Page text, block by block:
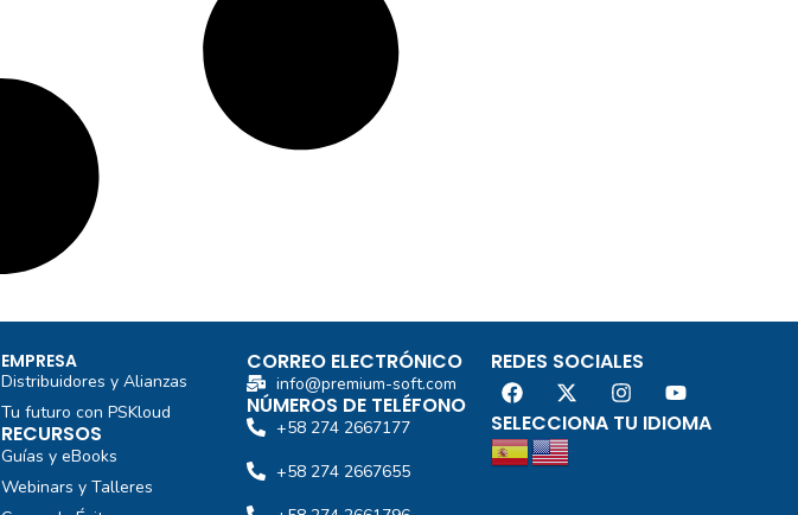
EMPRESA
Distribuidores y Alianzas
Tu futuro con PSKloud
RECURSOS
Guías y eBooks
Webinars y Talleres
CORREO ELECTRÓNICO
info@premium-soft.com
NÚMEROS DE TELÉFONO
+58 274 2667177
+58 274 2667655
REDES SOCIALES
SELECCIONA TU IDIOMA